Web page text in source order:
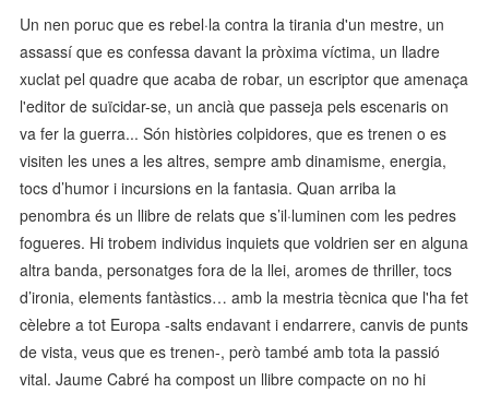
Un nen poruc que es rebel·la contra la tirania d'un mestre, un
assassí que es confessa davant la pròxima víctima, un lladre
xuclat pel quadre que acaba de robar, un escriptor que amenaça
l'editor de suïcidar-se, un ancià que passeja pels escenaris on
va fer la guerra... Són històries colpidores, que es trenen o es
visiten les unes a les altres, sempre amb dinamisme, energia,
tocs d’humor i incursions en la fantasia. Quan arriba la
penombra és un llibre de relats que s’il·luminen com les pedres
fogueres. Hi trobem individus inquiets que voldrien ser en alguna
altra banda, personatges fora de la llei, aromes de thriller, tocs
d’ironia, elements fantàstics… amb la mestria tècnica que l'ha fet
cèlebre a tot Europa -salts endavant i endarrere, canvis de punts
de vista, veus que es trenen-, però també amb tota la passió
vital. Jaume Cabré ha compost un llibre compacte on no hi